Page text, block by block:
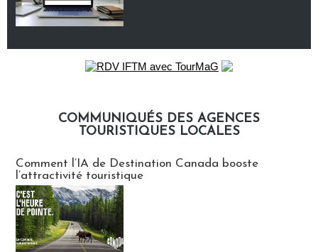
COMMUNIQUÉS DES AGENCES
TOURISTIQUES LOCALES
Comment l’IA de Destination Canada booste
l’attractivité touristique